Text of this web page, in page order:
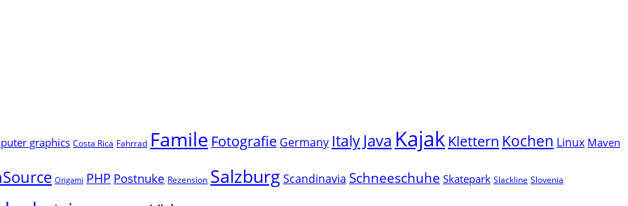
graphics Costa Rica Fahrrad Famile Fotografie Germany Italy Java Kajak Klettern Kochen Linux Maven
Origami PHP Postnuke Rezension SalzburgScandinavia Schneeschuhe Skatepark Slackline Slovenia